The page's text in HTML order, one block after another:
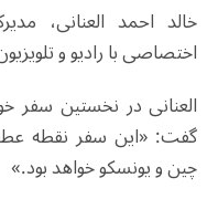
خالد احمد العنانی،
اختصاصی با رادیو و
العنانی در نخستین سفر
گفت: «این سفر نقطه
چین و یونسکو خواهد بود.»